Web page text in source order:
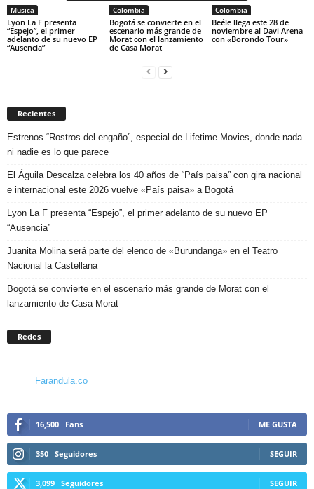
Musica
Lyon La F presenta
“Espejo”, el primer
adelanto de su nuevo EP
“Ausencia”
Colombia
Bogotá se convierte en el
escenario más grande de
Morat con el lanzamiento
de Casa Morat
Colombia
Beéle llega este 28 de
noviembre al Davi Arena
con «Borondo Tour»
Recientes
Estrenos “Rostros del engaño”, especial de Lifetime Movies, donde nada
ni nadie es lo que parece
El Águila Descalza celebra los 40 años de “País paisa” con gira nacional
e internacional este 2026 vuelve «País paisa» a Bogotá
Lyon La F presenta “Espejo”, el primer adelanto de su nuevo EP
“Ausencia”
Juanita Molina será parte del elenco de «Burundanga» en el Teatro
Nacional la Castellana
Bogotá se convierte en el escenario más grande de Morat con el
lanzamiento de Casa Morat
Redes
Farandula.co
16,500 Fans ME GUSTA
350 Seguidores SEGUIR
3,099 Seguidores SEGUIR